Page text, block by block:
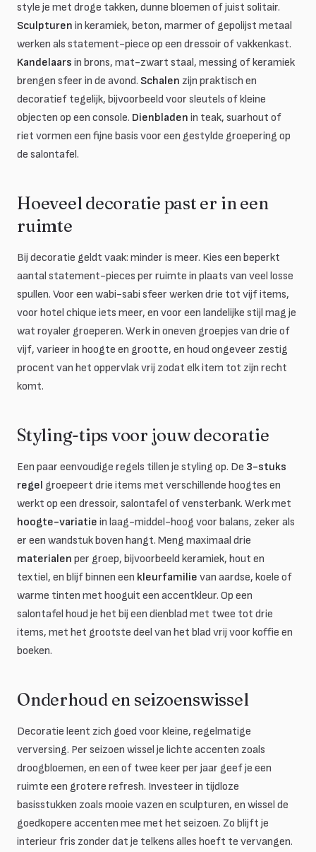
style je met droge takken, dunne bloemen of juist solitair.
Sculpturen in keramiek, beton, marmer of gepolijst metaal
werken als statement-piece op een dressoir of vakkenkast.
Kandelaars in brons, mat-zwart staal, messing of keramiek
brengen sfeer in de avond. Schalen zijn praktisch en
decoratief tegelijk, bijvoorbeeld voor sleutels of kleine
objecten op een console. Dienbladen in teak, suarhout of
riet vormen een fijne basis voor een gestylde groepering op
de salontafel.
Hoeveel decoratie past er in een
ruimte
Bij decoratie geldt vaak: minder is meer. Kies een beperkt
aantal statement-pieces per ruimte in plaats van veel losse
spullen. Voor een wabi-sabi sfeer werken drie tot vijf items,
voor hotel chique iets meer, en voor een landelijke stijl mag je
wat royaler groeperen. Werk in oneven groepjes van drie of
vijf, varieer in hoogte en grootte, en houd ongeveer zestig
procent van het oppervlak vrij zodat elk item tot zijn recht
komt.
Styling-tips voor jouw decoratie
Een paar eenvoudige regels tillen je styling op. De 3-stuks
regel groepeert drie items met verschillende hoogtes en
werkt op een dressoir, salontafel of vensterbank. Werk met
hoogte-variatie in laag-middel-hoog voor balans, zeker als
er een wandstuk boven hangt. Meng maximaal drie
materialen per groep, bijvoorbeeld keramiek, hout en
textiel, en blijf binnen een kleurfamilie van aardse, koele of
warme tinten met hooguit een accentkleur. Op een
salontafel houd je het bij een dienblad met twee tot drie
items, met het grootste deel van het blad vrij voor koffie en
boeken.
Onderhoud en seizoenswissel
Decoratie leent zich goed voor kleine, regelmatige
verversing. Per seizoen wissel je lichte accenten zoals
droogbloemen, en een of twee keer per jaar geef je een
ruimte een grotere refresh. Investeer in tijdloze
basisstukken zoals mooie vazen en sculpturen, en wissel de
goedkopere accenten mee met het seizoen. Zo blijft je
interieur fris zonder dat je telkens alles hoeft te vervangen.